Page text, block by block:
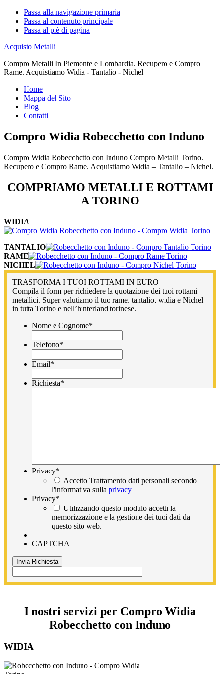
Passa alla navigazione primaria
Passa al contenuto principale
Passa al piè di pagina
Acquisto Metalli
Compro Metalli In Piemonte e Lombardia. Recupero e Compro
Rame. Acquistiamo Widia - Tantalio - Nichel
Home
Mappa del Sito
Blog
Contatti
Compro Widia Robecchetto con Induno
Compro Widia Robecchetto con Induno Compro Metalli Torino.
Recupero e Compro Rame. Acquistiamo Widia – Tantalio – Nichel.
COMPRIAMO METALLI E ROTTAMI
A TORINO
WIDIA
TANTALIO
RAME
NICHEL
TRASFORMA I TUOI ROTTAMI IN EURO
Compila il form per richiedere la quotazione dei tuoi rottami
metallici. Super valutiamo il tuo rame, tantalio, widia e Nichel
in tutta Torino e nell’hinterland torinese.
Nome e Cognome*
Telefono*
Email*
Richiesta*
Privacy*
Accetto Trattamento dati personali secondo
l'informativa sulla privacy
Privacy*
Utilizzando questo modulo accetti la
memorizzazione e la gestione dei tuoi dati da
questo sito web.
CAPTCHA
I nostri servizi per Compro Widia
Robecchetto con Induno
WIDIA